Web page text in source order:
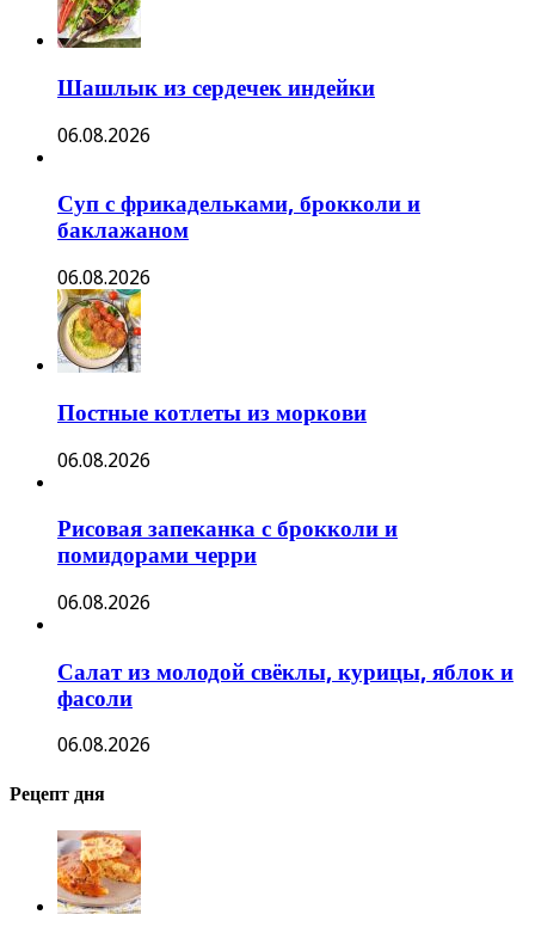
Шашлык из сердечек индейки
06.08.2026
Суп с фрикадельками, брокколи и
баклажаном
06.08.2026
Постные котлеты из моркови
06.08.2026
Рисовая запеканка с брокколи и
помидорами черри
06.08.2026
Салат из молодой свёклы, курицы, яблок и
фасоли
06.08.2026
Рецепт дня